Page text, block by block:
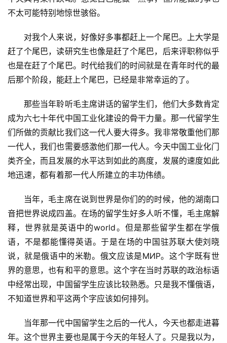
文
类
专
表
快
讯
更
面
不太可能特别地惊世骇俗。
对我个人来说，好像好多事都赶上一个尾巴。上大学是
赶了个尾巴，读研究生也像是赶了个尾巴，后来评职称似乎
也是在赶了个尾巴。时代给我们的时间就是在青年时代的最
后那个阶段，能赶上个尾巴，已经是非常幸运的了。
那些当年聆听毛主席讲话的留学生们，他们大多数肯定
成为六七十年代中国工业化建设的骨干力量。那一代留学生
们所做的贡献比我们这一代人要大得多。我非常敬重他们那
一代人，我们也需要感激他们那一代人。今天中国工业化门
类齐全，而且发展的水平达到如此的高度，发展的速度如此
地迅速，都有着那一代人所建立的丰功伟绩。
当年，毛主席在说到世界是你们的的时候，他的湖南口
音把世界说成四盖。在场的留学生好多人听不懂，毛主席解
释，世界就是英语中的world。但是那些留学生都在学俄
语，不是都能懂得英语。于是在场的中国驻苏联大使刘晓
说，就是俄语中的米勒。俄文应该是MИР。这个字既有世
界的意思，也有和平的意思。这个字在当时苏联的政治标语
中经常出现，中国留学生应该比较熟悉。只是我不懂俄语，
不知道世界和平这两个字应该如何排列。
当年那一代中国留学生之后的一代人，今天也都走进暮
年。这个世界主要也是属于今天的年轻人了。只是我以为，